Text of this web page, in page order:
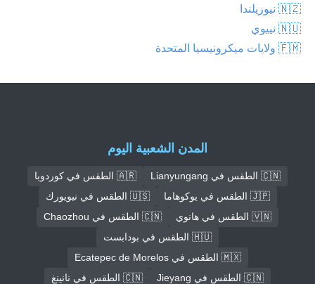
🇳🇿 نيوزيلندا
🇳🇺 نييوي
🇫🇲 ولايات ميكرونيسيا المتحدة
المدن الشعبية اليوم
🇨🇳 الطقس في Lianyungang
🇦🇷 الطقس في كوردوبا
🇯🇵 الطقس في يوكوهاما
🇺🇸 الطقس في نيويورك
🇻🇳 الطقس في هانوي
🇨🇳 الطقس في Chaozhou
🇭🇺 الطقس في بودابست
🇲🇽 الطقس في Ecatepec de Morelos
🇨🇳 الطقس في Jieyang
🇨🇳 الطقس في نانينغ